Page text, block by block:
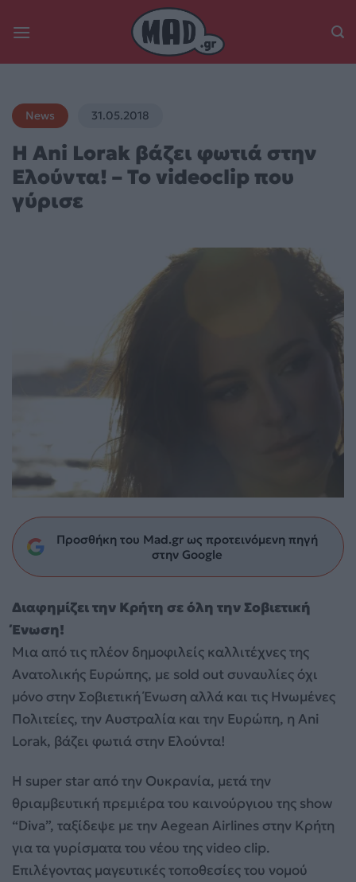
News 31.05.2018
Η Ani Lorak βάζει φωτιά στην
Ελούντα! – Το videoclip που
γύρισε
Προσθήκη του Mad.gr ως προτεινόμενη πηγή
στην Google
Διαφημίζει την Κρήτη σε όλη την Σοβιετική
Ένωση!
Mια από τις πλέον δημοφιλείς καλλιτέχνες της
Ανατολικής Ευρώπης, με sold out συναυλίες όχι
μόνο στην Σοβιετική Ένωση αλλά και τις Ηνωμένες
Πολιτείες, την Αυστραλία και την Ευρώπη, η Ani
Lorak, βάζει φωτιά στην Ελούντα!
Η super star από την Ουκρανία, μετά την
θριαμβευτική πρεμιέρα του καινούργιου της show
“Diva”, ταξίδεψε με την Aegean Airlines στην Κρήτη
για τα γυρίσματα του νέου της video clip.
Επιλέγοντας μαγευτικές τοποθεσίες του νομού